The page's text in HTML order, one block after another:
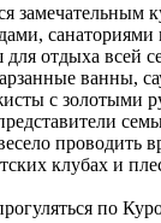
замечательным
санаториями
отдыха всей
ванны,
с золотыми
проводить
клубах и
по